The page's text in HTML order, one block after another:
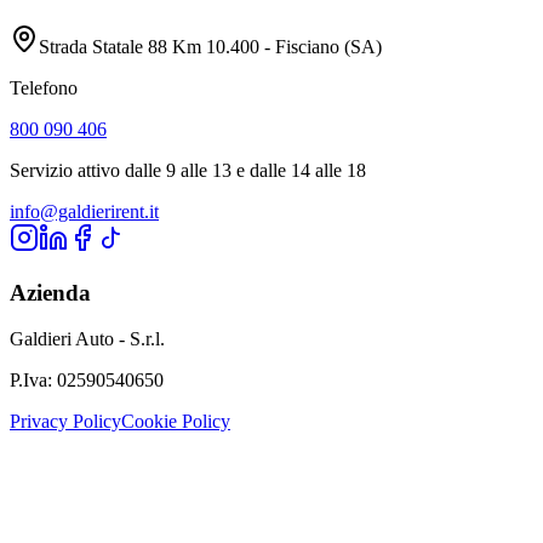
Strada Statale 88 Km 10.400 - Fisciano (SA)
Telefono
800 090 406
Servizio attivo dalle 9 alle 13 e dalle 14 alle 18
info@galdierirent.it
Azienda
Galdieri Auto - S.r.l.
P.Iva: 02590540650
Privacy PolicyCookie Policy